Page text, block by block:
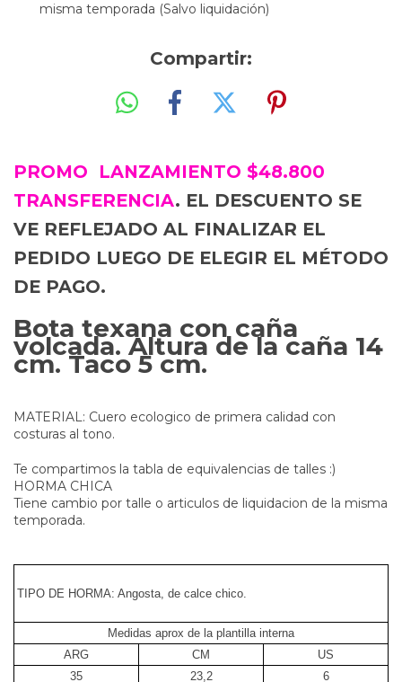
misma temporada (Salvo liquidación)
Compartir:
PROMO LANZAMIENTO $48.800
TRANSFERENCIA. EL DESCUENTO SE
VE REFLEJADO AL FINALIZAR EL
PEDIDO LUEGO DE ELEGIR EL MÉTODO
DE PAGO.
Bota texana con caña
volcada. Altura de la caña 14
cm. Taco 5 cm.
MATERIAL: Cuero ecologico de primera calidad con
costuras al tono.
Te compartimos la tabla de equivalencias de talles :)
HORMA CHICA
Tiene cambio por talle o articulos de liquidacion de la misma
temporada.
TIPO DE HORMA: Angosta, de calce chico.
Medidas aprox de la plantilla interna
ARG
CM
US
35
23,2 6